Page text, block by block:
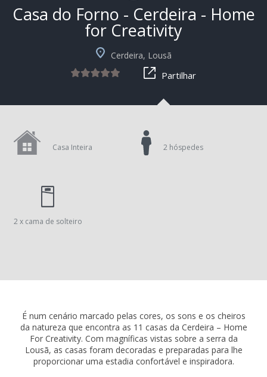
Casa do Forno - Cerdeira - Home
for Creativity
Cerdeira, Lousã
Partilhar
Casa Inteira
2 x cama de solteiro
2 hóspedes
É num cenário marcado pelas cores, os sons e os cheiros
da natureza que encontra as 11 casas da Cerdeira – Home
For Creativity. Com magníficas vistas sobre a serra da
Lousã, as casas foram decoradas e preparadas para lhe
proporcionar uma estadia confortável e inspiradora.